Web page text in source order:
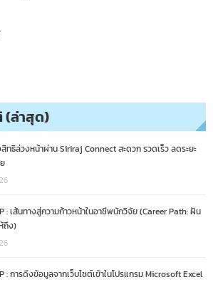
ล่าสุด)
ทธิล่วงหน้าผ่าน Siriraj Connect สะดวก รวดเร็ว ลดระยะ
: เส้นทางสู่ความก้าวหน้าในอาชีพนักวิจัย (Career Path: ฝัน
ถึง)
: การดึงข้อมูลจากเว็บไซต์เข้าในโปรแกรม Microsoft Excel